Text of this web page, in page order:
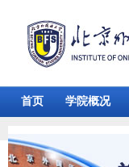
首页 学院概况